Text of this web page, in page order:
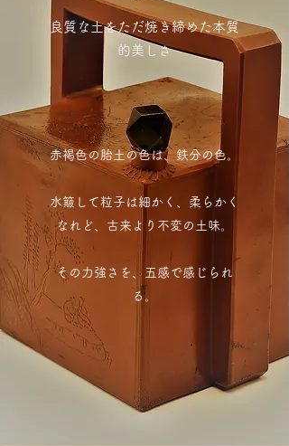
良質な土をただ焼き締めた本質
的美しさ
赤褐色の胎土の色は、鉄分の色。
水簸して粒子は細かく、柔らかく
なれど、古来より不変の土味。
その力強さを、五感で感じられ
る。